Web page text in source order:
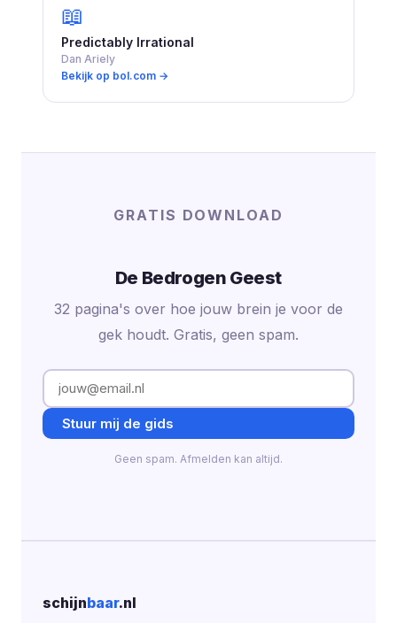
📖
Predictably Irrational
Dan Ariely
Bekijk op bol.com →
GRATIS DOWNLOAD
De Bedrogen Geest
32 pagina's over hoe jouw brein je voor de
gek houdt. Gratis, geen spam.
Stuur mij de gids
Geen spam. Afmelden kan altijd.
schijnbaar.nl